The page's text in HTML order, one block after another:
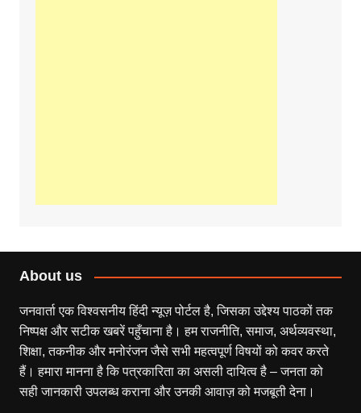
About us
जनवार्ता एक विश्वसनीय हिंदी न्यूज़ पोर्टल है, जिसका उद्देश्य पाठकों तक
निष्पक्ष और सटीक खबरें पहुँचाना है। हम राजनीति, समाज, अर्थव्यवस्था,
शिक्षा, तकनीक और मनोरंजन जैसे सभी महत्वपूर्ण विषयों को कवर करते
हैं। हमारा मानना है कि पत्रकारिता का असली दायित्व है – जनता को
सही जानकारी उपलब्ध कराना और उनकी आवाज़ को मजबूती देना।